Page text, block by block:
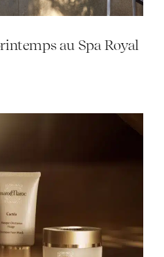
au Spa Royal